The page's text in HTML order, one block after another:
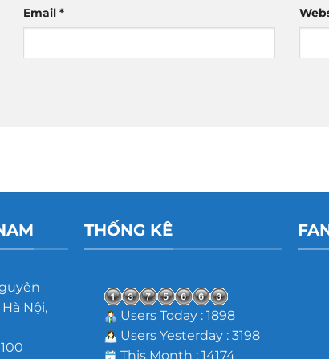
Email*
Nội,
THỐNG KÊ
Users Today : 1898
Users Yesterday : 3198
This Month : 14174